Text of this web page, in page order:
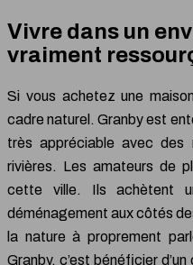
Vivre dans un
vraiment
Si vous achetez une
cadre naturel. Granby est
très appréciable avec
rivières. Les amateurs de
cette ville. Ils achètent
déménagement aux côtés
la nature à proprement
Granby, c’est bénéficier